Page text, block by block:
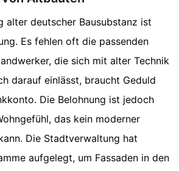
alter deutscher Bausubstanz ist
Es fehlen oft die passenden
die sich mit alter Technik
darauf einlässt, braucht Geduld
Die Belohnung ist jedoch
das kein moderner
Die Stadtverwaltung hat
aufgelegt, um Fassaden in den